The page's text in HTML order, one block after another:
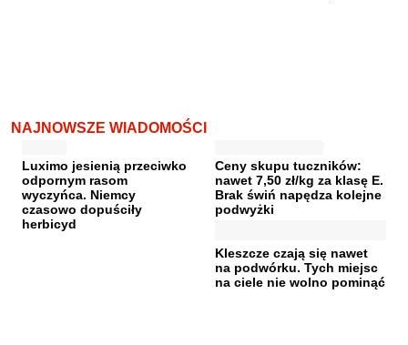
NAJNOWSZE WIADOMOŚCI
Luximo jesienią przeciwko
odpornym rasom
wyczyńca. Niemcy
czasowo dopuściły
herbicyd
Ceny skupu tuczników:
nawet 7,50 zł/kg za klasę E.
Brak świń napędza kolejne
podwyżki
Kleszcze czają się nawet
na podwórku. Tych miejsc
na ciele nie wolno pominąć